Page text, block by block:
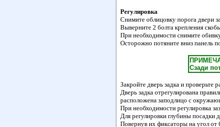
Регулировка
Снимите облицовку порога двери
Выверните 2 болта крепления
При необходимости снимите
Осторожно потяните вниз панель
Сзади
Закройте дверь задка и
Дверь задка отрегулирована
расположена заподлицо с
При необходимости регулировка
Для регулировки глубины посадки
Повернув их фиксаторы на угол от